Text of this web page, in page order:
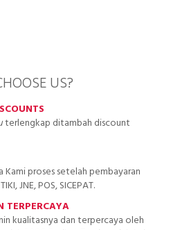
US?
terlengkap ditambah discount
Kami proses setelah pembayaran
JNE, POS, SICEPAT.
TERPERCAYA
kualitasnya dan terpercaya oleh